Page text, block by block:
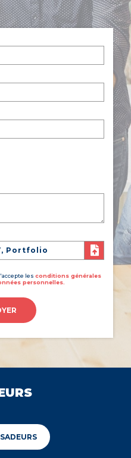
Portfolio
les conditions générales
personnelles.